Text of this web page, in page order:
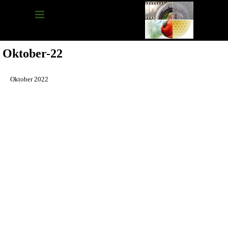
Oktober-22
Oktober 2022